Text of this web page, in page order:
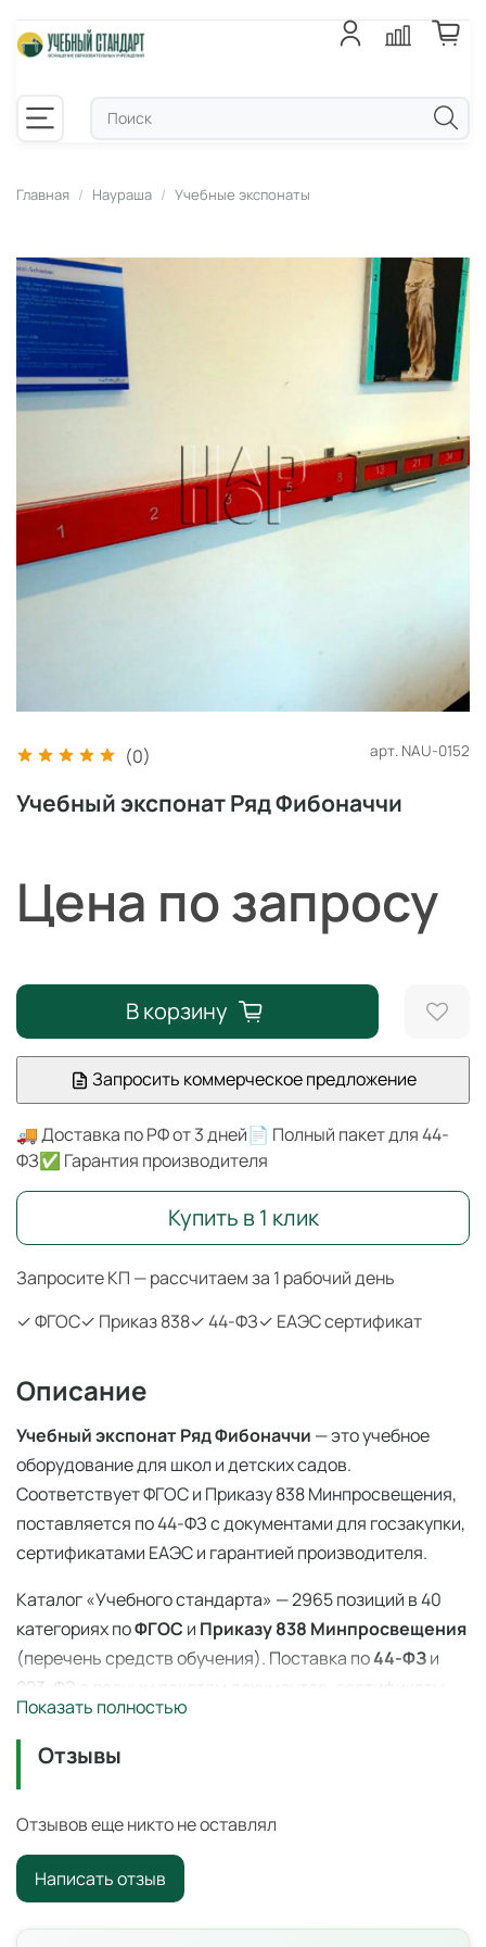
Главная Наураша Учебные экспонаты
(0) арт. NAU-0152
Учебный экспонат Ряд Фибоначчи
Цена по запросу
Запросите КП — рассчитаем за 1 рабочий день
✓ ФГОС✓ Приказ 838✓ 44-ФЗ✓ ЕАЭС сертификат
В корзину
Запросить коммерческое предложение
🚚 Доставка по РФ от 3 дней📄 Полный пакет для 44-
ФЗ✅ Гарантия производителя
Купить в 1 клик
Описание
Учебный экспонат Ряд Фибоначчи — это учебное
оборудование для школ и детских садов.
Соответствует ФГОС и Приказу 838 Минпросвещения,
поставляется по 44-ФЗ с документами для госзакупки,
сертификатами ЕАЭС и гарантией производителя.
Каталог «Учебного стандарта» — 2965 позиций в 40
категориях поФГОС и Приказу 838 Минпросвещения
(перечень средств обучения). Поставка по44-ФЗи
223-ФЗ с полным пакетом документов, сертификаты
ЕАЭС, гарантия производителя. Доставка по всей
России — 3–14 дней со склада в Ангарске.
Учебный экспонат Ряд Фибоначчи —
учебные экспонаты
Интерактивный учебный экспонат для наглядной
демонстрации физических законов и природных
явлений. Подходит для оснащения школьных
Показать полностью
Отзывы
Отзывов еще никто не оставлял
Написать отзыв